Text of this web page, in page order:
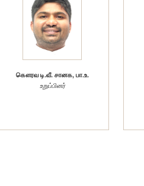
கௌரவ டி.வீ. சானக, பா.உ.
உறுப்பினர்